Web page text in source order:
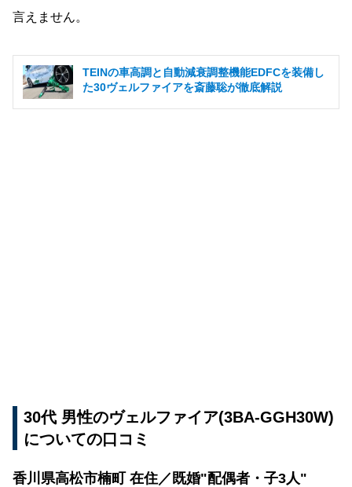
言えません。
TEINの車高調と自動減衰調整機能EDFCを装備し
た30ヴェルファイアを斎藤聡が徹底解説
30代 男性のヴェルファイア(3BA-GGH30W)
についての口コミ
香川県高松市楠町 在住／既婚"配偶者・子3人"